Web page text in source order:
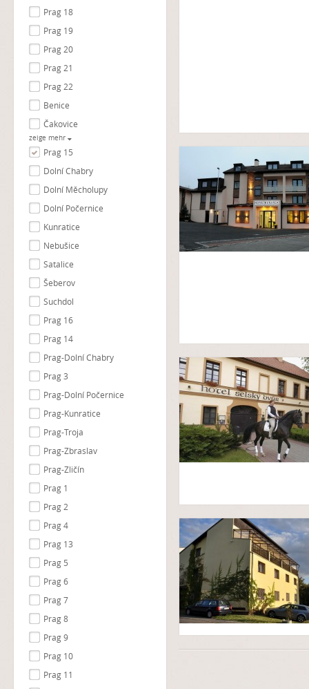
Prag 18
Prag 19
Prag 20
Prag 21
Prag 22
Benice
Čakovice
zeige mehr
Prag 15
Dolní Chabry
Dolní Měcholupy
Dolní Počernice
Kunratice
Nebušice
Satalice
Šeberov
Suchdol
Prag 16
Prag 14
Prag-Dolní Chabry
Prag 3
Prag-Dolní Počernice
Prag-Kunratice
Prag-Troja
Prag-Zbraslav
Prag-Zličín
Prag 1
Prag 2
Prag 4
Prag 13
Prag 5
Prag 6
Prag 7
Prag 8
Prag 9
Prag 10
Prag 11